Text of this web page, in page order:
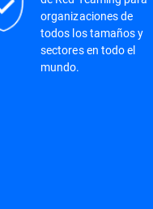
organizaciones de
todos los tamaños y
sectores en todo el
mundo.